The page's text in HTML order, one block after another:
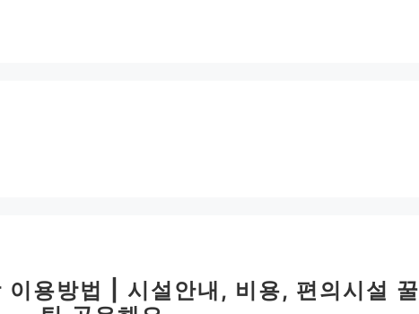
이용방법 | 시설안내, 비용, 편의시설 꿀